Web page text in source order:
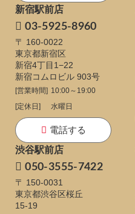
新宿駅前店
03-5925-8960
〒 160-0022
東京都新宿区
新宿4丁目1−22
新宿コムロビル 903号
[営業時間] 10:00～19:00
[定休日]
水曜日
電話する
渋谷駅前店
050-3555-7422
〒 150-0031
東京都渋谷区桜丘
15-19